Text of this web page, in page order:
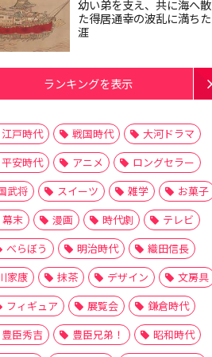
幼い弟を支え、共に海へ
た得居通幸の波乱に満ち
涯
ランキングを表示
江戸時代 戦国時代
大河ドラマ
平安時代
アニメ
ロングセラー
武将
スイーツ 雑学
お菓子
幕末
漫画 時代劇
テレビ
べらぼう
明治時代
織田信長
家康
抹茶 デザイン
文房具
フィギュア
展覧会
鎌倉時代
豊臣秀吉
豊臣兄弟！
昭和時代